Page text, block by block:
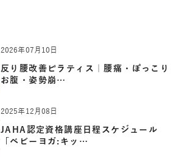
2026年07月10日
反り腰改善ピラティス｜腰痛・ぽっこり
お腹・姿勢崩…
2025年12月08日
JAHA認定資格講座日程スケジュール
「ベビーヨガ:キッ…